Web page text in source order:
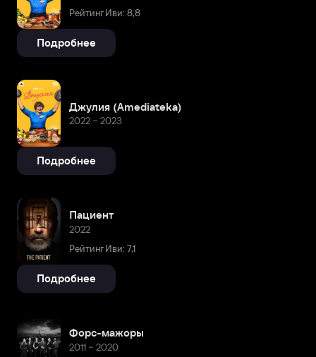
Рейтинг Иви: 8,8
Подробнее
Джулия (Amediateka)
2022 – 2023
Подробнее
Пациент
2022
Рейтинг Иви: 7,1
Подробнее
Форс-мажоры
2011 – 2020